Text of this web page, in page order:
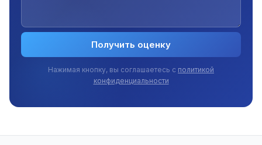
Получить оценку
Нажимая кнопку, вы соглашаетесь с политикой
конфиденциальности